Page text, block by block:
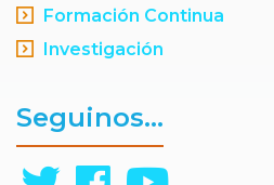
Formación Continua
Investigación
Seguinos...